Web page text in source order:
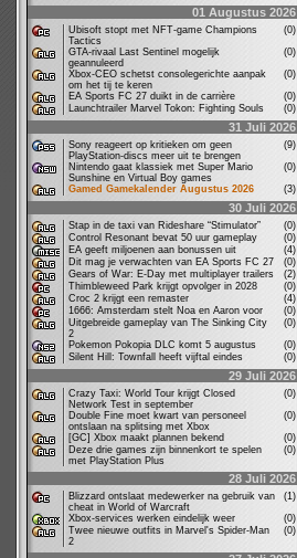
01 Augustus 2026
Ubisoft stopt met NFT-game Champions
Tactics
(0)
GTA-rivaal Last Sentinel mogelijk
geannuleerd
(0)
Xbox-CEO schetst consolegerichte aanpak
om het tij te keren
(0)
EA Sports FC 27 duikt in de carrière
(0)
Launchtrailer Marvel Tokon: Fighting Souls
(0)
31 Juli 2026
Sony reageert op kritieken om geen
PlayStation-discs meer uit te brengen
(9)
Nintendo gaat klassiek met Super Mario
Sunshine en Virtual Boy games
(0)
Gamed Gamekalender Augustus 2026
(3)
30 Juli 2026
Stap in de taxi van Rideshare “Stimulator”
(0)
Control Resonant bevat 50 uur gameplay
(0)
EA geeft miljoenen aan bonussen uit
(4)
Dit mag je verwachten van EA Sports FC 27
(0)
Gears of War: E-Day met multiplayer trailers
(2)
Thimbleweed Park krijgt opvolger in 2028
(0)
Croc 2 krijgt een remaster
(4)
1666: Amsterdam stelt Noa en Aaron voor
(0)
Uitgebreide gameplay van The Sinking City
2
(0)
Pokemon Pokopia DLC komt 5 augustus
(0)
Silent Hill: Townfall heeft vijftal eindes
(0)
29 Juli 2026
Crazy Taxi: World Tour krijgt Closed
Network Test in september
(0)
Double Fine moet kwart van personeel
ontslaan na splitsing met Xbox
(0)
[GC] Xbox maakt plannen bekend
(0)
Deze drie games zijn binnenkort te spelen
met PlayStation Plus
(0)
28 Juli 2026
Blizzard ontslaat medewerker na gebruik van
cheat in World of Warcraft
(1)
Xbox-services werken eindelijk weer
(0)
Twee nieuwe outfits in Marvel's Spider-Man
2
(0)